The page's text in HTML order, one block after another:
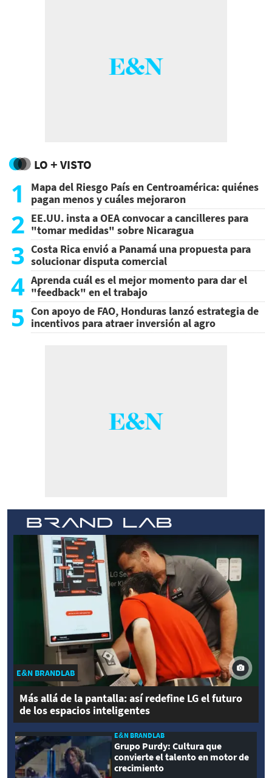
LO + VISTO
1
Mapa del Riesgo País en Centroamérica: quiénes
pagan menos y cuáles mejoraron
2 EE.UU. insta a OEA convocar a cancilleres para
"tomar medidas" sobre Nicaragua
3 Costa Rica envió a Panamá una propuesta para
solucionar disputa comercial
4 Aprenda cuál es el mejor momento para dar el
"feedback" en el trabajo
5 Con apoyo de FAO, Honduras lanzó estrategia de
incentivos para atraer inversión al agro
E&N BRANDLAB
Más allá de la pantalla: así redefine LG el futuro
de los espacios inteligentes
E&N BRANDLAB
Grupo Purdy: Cultura que
convierte el talento en motor de
crecimiento